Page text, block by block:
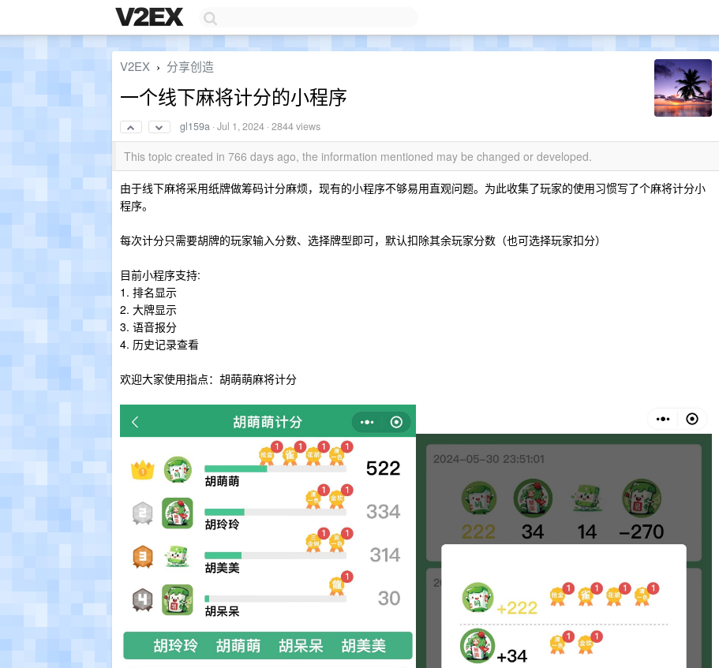
V2EX › 分享创造
一个线下麻将计分的小程序
gl159a ·Jul 1, 2024 · 2844 views
This topic created in 766 days ago, the information mentioned may be changed or developed.
由于线下麻将采用纸牌做筹码计分麻烦，现有的小程序不够易用直观问题。为此收集了玩家的使用习惯写了个麻将计分小
程序。
每次计分只需要胡牌的玩家输入分数、选择牌型即可，默认扣除其余玩家分数（也可选择玩家扣分）
目前小程序支持:
1. 排名显示
2. 大牌显示
3. 语音报分
4. 历史记录查看
欢迎大家使用指点：胡萌萌麻将计分